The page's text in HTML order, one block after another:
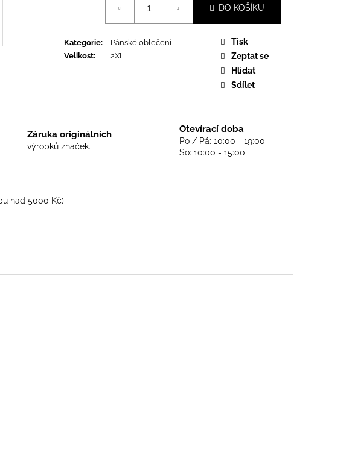
DO KOŠÍKU
Kategorie:
Pánské oblečení
Velikost: 2XL
Tisk
Zeptat se
Hlídat
Sdílet
Záruka originálních
výrobků značek.
Otevírací doba
Po / Pá: 10:00 - 19:00
So: 10:00 - 15:00
nad 5000 Kč)
TRIKO SKINHEADS NEVER DIE - BLACK